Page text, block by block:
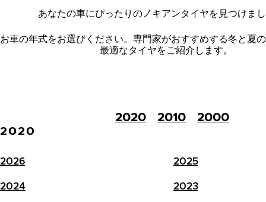
あなたの車にぴったりのノキアンタイヤを見つけま
お車の年式をお選びください。 専門家がおすすめする冬と夏
最適なタイヤをご紹介します。
2020 2010 2000
2020
2026 2025
2024 2023